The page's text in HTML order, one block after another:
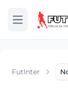
Abrir menu
FutInter